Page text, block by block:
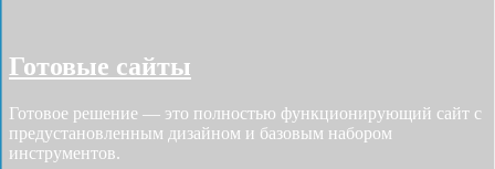
Готовые сайты
Готовое решение — это полностью функционирующий сайт с
предустановленным дизайном и базовым набором
инструментов.